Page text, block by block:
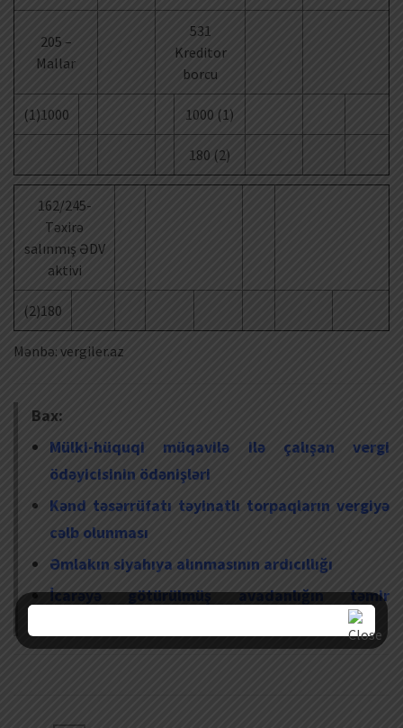
205 –
Mallar
531
Kreditor
borcu
(1)1000 1000 (1)
180 (2)
162/245-
Təxirə
salınmış ƏDV
aktivi
(2)180
Mənbə: vergiler.az
Bax:
Mülki-hüquqi müqavilə ilə çalışan vergi
ödəyicisinin ödənişləri
Kənd təsərrüfatı təyinatlı torpaqların vergiyə
cəlb olunması
Əmlakın siyahıya alınmasının ardıcıllığı
İcarəyə götürülmüş avadanlığın təmir